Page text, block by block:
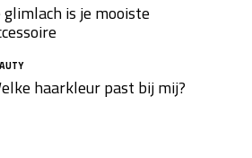
glimlach is je mooiste
haarkleur past bij mij?